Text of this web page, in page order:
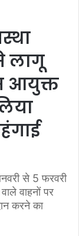
लागू
आयुक्त
से 5 फरवरी
वाहनों पर
करने का